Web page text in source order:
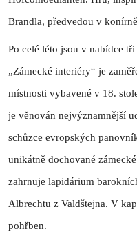
Brandla, předvedou v
Po celé léto jsou v nabídce
„Zámecké interiéry“ je
místnosti vybavené v 18.
je věnován nejvýznamnější
schůzce evropských
unikátně dochované
zahrnuje lapidárium
Albrechtu z Valdštejna. V
pohřben.